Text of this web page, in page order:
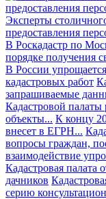
Эксперты
предоставления
В Роскадастр по
порядке получения
В России
кадастровых работ
запрашиваемые
Кадастровой палаты
объекты... К концу
внесет в ЕГРН...
вопросы граждан,
взаимодействие
Кадастровая палата
дачников
серию